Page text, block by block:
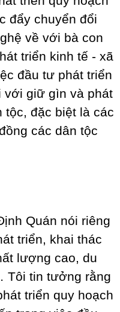
đẩy chuyển đổi
về với bà con
triển kinh tế - xã
đầu tư phát triển
với giữ gìn và phát
tộc, đặc biệt là các
các dân tộc
Quán nói riêng
triển, khai thác
lượng cao, du
Tôi tin tưởng rằng
triển quy hoạch